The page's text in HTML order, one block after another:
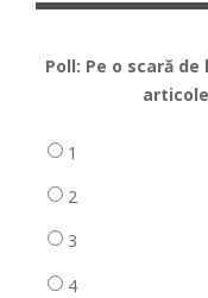
Poll: Pe o scară
1
2
3
4